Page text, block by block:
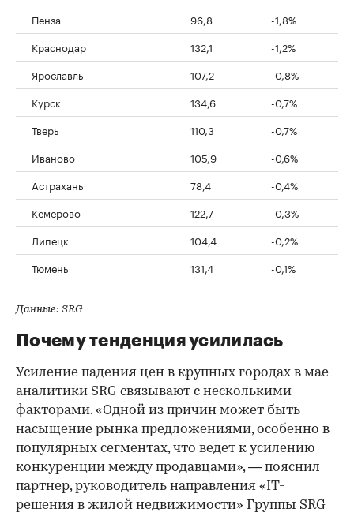
Пенза
96,8
-1,8%
Краснодар
132,1
-1,2%
Ярославль
107,2
-0,8%
Курск
134,6
-0,7%
Тверь
110,3
-0,7%
Иваново
105,9
-0,6%
Астрахань
78,4
-0,4%
Кемерово
122,7
-0,3%
Липецк
104,4
-0,2%
Тюмень
131,4 -0,1%
Данные: SRG
Почему тенденция усилилась
Усиление падения цен в крупных городах в мае
аналитики SRG связывают с несколькими
факторами. «Одной из причин может быть
насыщение рынка предложениями, особенно в
популярных сегментах, что ведет к усилению
конкуренции между продавцами», — пояснил
партнер, руководитель направления «IT-
решения в жилой недвижимости» Группы SRG